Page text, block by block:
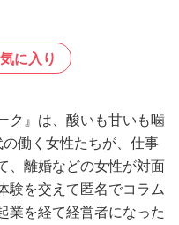
に入り
ク』は、酸いも甘いも噛
働く女性たちが、仕事
、離婚などの女性が対面
験を交えて匿名でコラム
業を経て経営者になった